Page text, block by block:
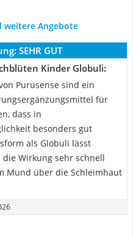
weitere Angebote
SEHR GUT
Kinder Globuli:
Purusense sind ein
für
dass in
besonders gut
als Globuli lässt
Wirkung sehr schnell
Mund über die Schleimhaut